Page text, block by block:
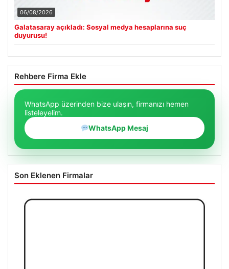
06/08/2026
Galatasaray açıkladı: Sosyal medya hesaplarına suç
duyurusu!
Rehbere Firma Ekle
WhatsApp üzerinden bize ulaşın, firmanızı hemen
listeleyelim.
WhatsApp Mesaj
Son Eklenen Firmalar